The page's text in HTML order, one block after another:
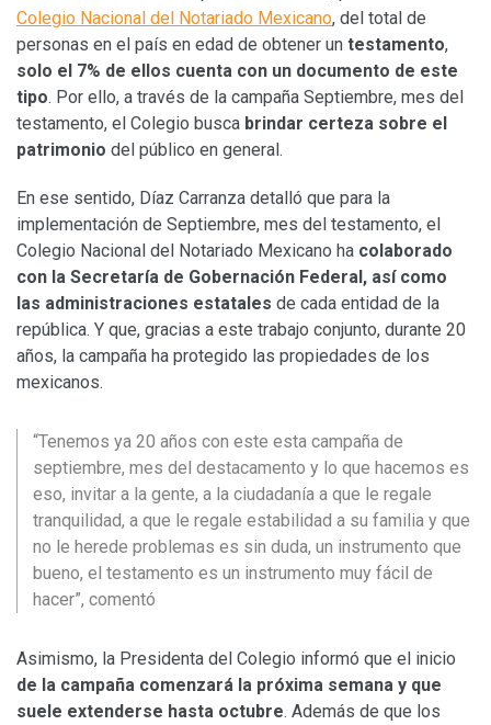
Colegio Nacional del Notariado Mexicano, del total de
personas en el país en edad de obtener un testamento,
solo el 7% de ellos cuenta con un documento de este
tipo. Por ello, a través de la campaña Septiembre, mes del
testamento, el Colegio busca brindar certeza sobre el
patrimonio del público en general.
En ese sentido, Díaz Carranza detalló que para la
implementación de Septiembre, mes del testamento, el
Colegio Nacional del Notariado Mexicano ha colaborado
con la Secretaría de Gobernación Federal, así como
las administraciones estatales de cada entidad de la
república. Y que, gracias a este trabajo conjunto, durante 20
años, la campaña ha protegido las propiedades de los
mexicanos.
“Tenemos ya 20 años con este esta campaña de
septiembre, mes del destacamento y lo que hacemos es
eso, invitar a la gente, a la ciudadanía a que le regale
tranquilidad, a que le regale estabilidad a su familia y que
no le herede problemas es sin duda, un instrumento que
bueno, el testamento es un instrumento muy fácil de
hacer”, comentó
Asimismo, la Presidenta del Colegio informó que el inicio
de la campaña comenzará la próxima semana y que
suele extenderse hasta octubre. Además de que los